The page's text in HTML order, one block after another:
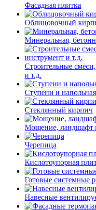
Фасадная плитка
Облицовочный
Минеральная,
Строительные
и т.д.
Ступени и
Cтеклянный кирпич
Мощение, ландшафт
Черепица
Кислотоупорная
Готовые системные
Навесные